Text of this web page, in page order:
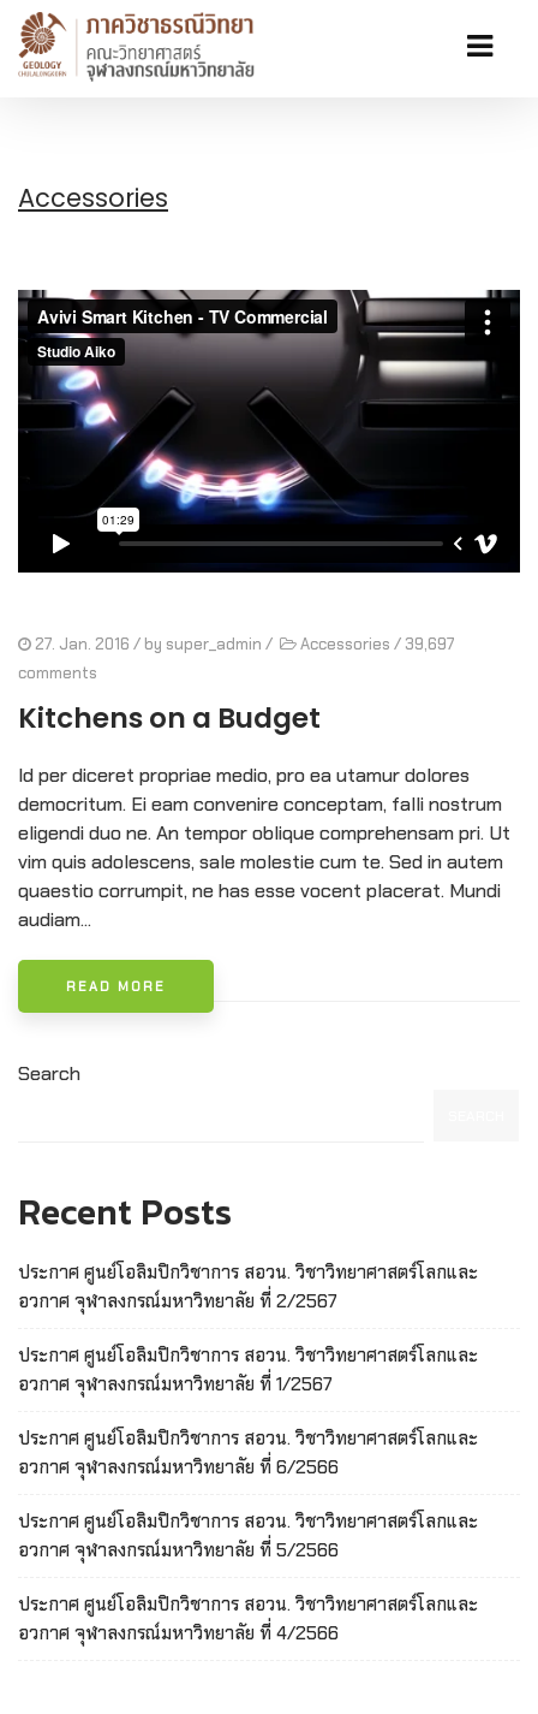
Accessories
27. Jan. 2016 / by super_admin / Accessories / 39,697
comments
Kitchens on a Budget
Id per diceret propriae medio, pro ea utamur dolores
democritum. Ei eam convenire conceptam, falli nostrum
eligendi duo ne. An tempor oblique comprehensam pri. Ut
vim quis adolescens, sale molestie cum te. Sed in autem
quaestio corrumpit, ne has esse vocent placerat. Mundi
audiam...
READ MORE
Search
Recent Posts
ประกาศ ศูนย์โอลิมปิกวิชาการ สอวน. วิชาวิทยาศาสตร์โลกและ
อวกาศ จุฬาลงกรณ์มหาวิทยาลัย ที่ 2/2567
ประกาศ ศูนย์โอลิมปิกวิชาการ สอวน. วิชาวิทยาศาสตร์โลกและ
อวกาศ จุฬาลงกรณ์มหาวิทยาลัย ที่ 1/2567
ประกาศ ศูนย์โอลิมปิกวิชาการ สอวน. วิชาวิทยาศาสตร์โลกและ
อวกาศ จุฬาลงกรณ์มหาวิทยาลัย ที่ 6/2566
ประกาศ ศูนย์โอลิมปิกวิชาการ สอวน. วิชาวิทยาศาสตร์โลกและ
อวกาศ จุฬาลงกรณ์มหาวิทยาลัย ที่ 5/2566
ประกาศ ศูนย์โอลิมปิกวิชาการ สอวน. วิชาวิทยาศาสตร์โลกและ
อวกาศ จุฬาลงกรณ์มหาวิทยาลัย ที่ 4/2566